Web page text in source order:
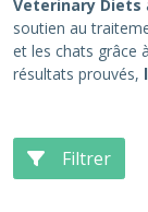
Veterinary Diets
soutien au
et les chats grâce
résultats prouvés,
Filtrer